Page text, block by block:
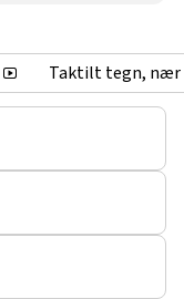
Taktilt tegn, nær